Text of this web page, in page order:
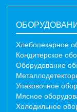
Хлебопекарное
Кондитерское
Оборудование
Упаковочное
Мясное
Холодильное